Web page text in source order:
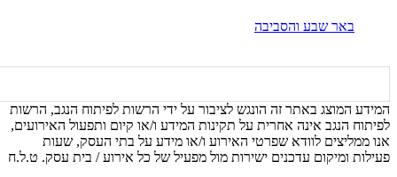
באר שבע והסביבה
המידע המוצג באתר זה הונגש לציבור על ידי הרשות לפיתוח הנגב, הרשות
לפיתוח הנגב אינה אחרית על תקינות המידע ו/או קיום ותפעול האירועים,
אנו ממליצים לוודא שפרטי האירוע ו/או מידע על בתי העסק, שעות
פעילות ומיקום עדכנים ישירות מול מפעיל של כל אירוע / בית עסק. ט.ל.ח